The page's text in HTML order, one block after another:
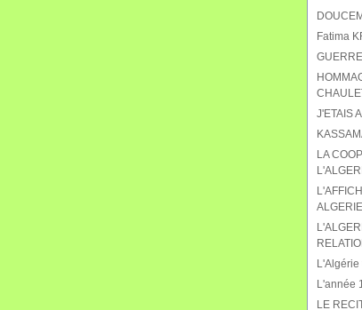
Fatima
J'ETAIS
LA
L'année
LE